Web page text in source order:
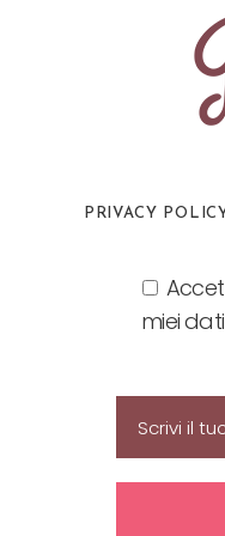
PRIVACY
miei